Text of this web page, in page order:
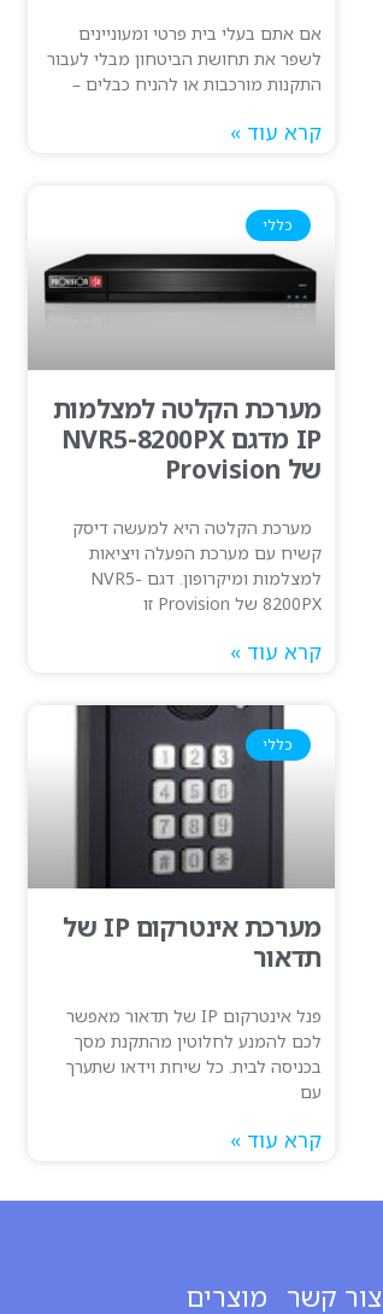
אם אתם בעלי בית פרטי ומעוניינים
לשפר את תחושת הביטחון מבלי לעבור
התקנות מורכבות או להניח כבלים –
קרא עוד »
כללי
מערכת הקלטה למצלמות
IP מדגם NVR5-8200PX
של Provision
מערכת הקלטה היא למעשה דיסק
קשיח עם מערכת הפעלה ויציאות
למצלמות ומיקרופון. דגם NVR5-
8200PX של Provision זו
קרא עוד »
כללי
מערכת אינטרקום IP של
תדאור
פנל אינטרקום IP של תדאור מאפשר
לכם להמנע לחלוטין מהתקנת מסך
בכניסה לבית. כל שיחת וידאו שתערך
עם
קרא עוד »
צור קשר מוצרים